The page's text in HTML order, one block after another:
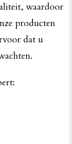
waardoor
producten
dat u